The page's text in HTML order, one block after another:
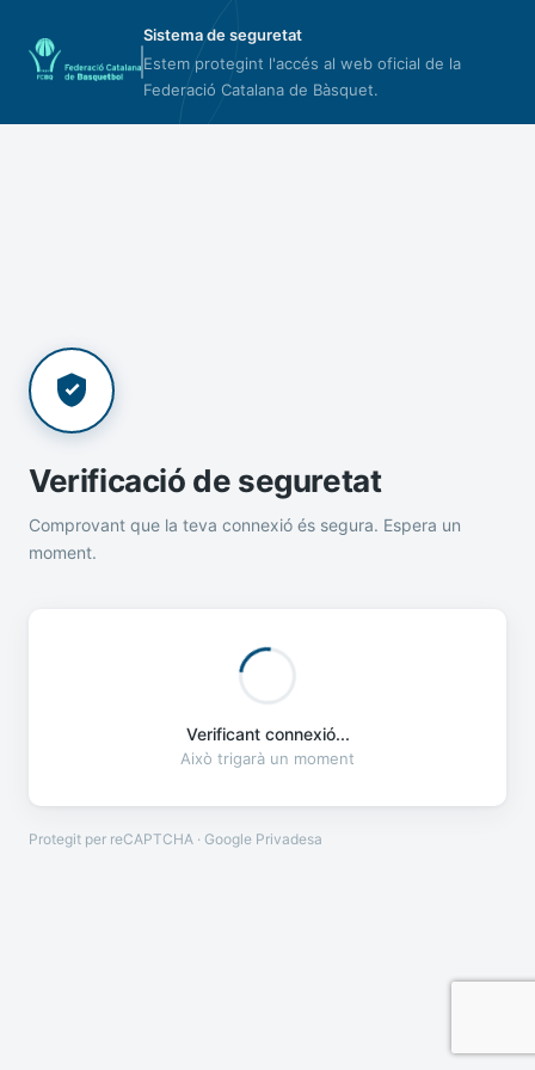
Sistema de seguretat
Estem protegint l'accés al web oficial de la
Federació Catalana de Bàsquet.
Verificació de seguretat
Comprovant que la teva connexió és segura. Espera un
moment.
Verificant connexió...
Això trigarà un moment
Protegit per reCAPTCHA · Google Privadesa